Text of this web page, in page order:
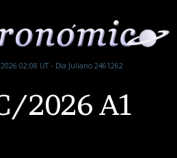
02:08 UT - Día Juliano 2461262
2026 A1